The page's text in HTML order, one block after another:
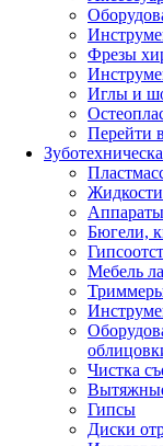
Фрезы
Иглы и
Перейти
Бюгели,
Мебель
Чистка
Гипсы
Диски